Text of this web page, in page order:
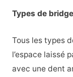
Types de
Tous les types
l’espace laissé
avec une dent